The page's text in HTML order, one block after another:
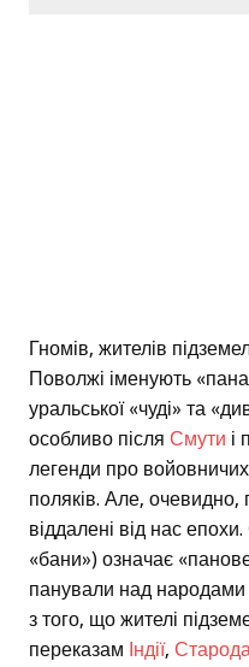
Гномів, жителів
Поволжі іменують
уральської «чуді» та
особливо після Смути і
легенди про
поляків. Але,
віддалені від нас
«бани») означає
панували над
з того, що жителі
переказам Індії,